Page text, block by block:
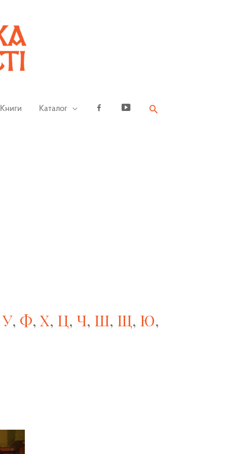
Книги
Каталог
У, Ф, Х, Ц, Ч, Ш, Щ, Ю,